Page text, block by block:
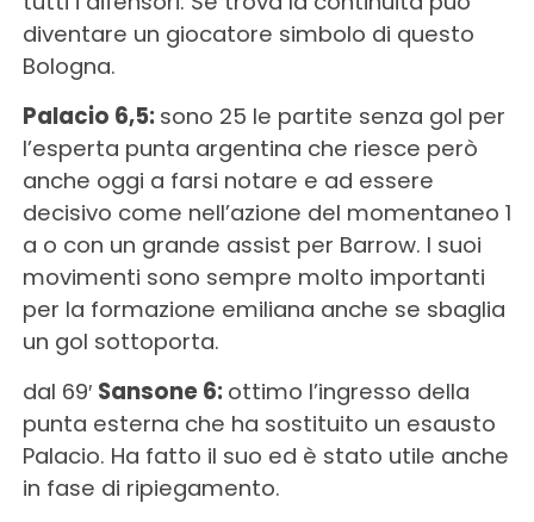
diventare un giocatore simbolo di questo
Bologna.
Palacio 6,5: sono 25 le partite senza gol per
l’esperta punta argentina che riesce però
anche oggi a farsi notare e ad essere
decisivo come nell’azione del momentaneo 1
a o con un grande assist per Barrow. I suoi
movimenti sono sempre molto importanti
per la formazione emiliana anche se sbaglia
un gol sottoporta.
dal 69′ Sansone 6: ottimo l’ingresso della
punta esterna che ha sostituito un esausto
Palacio. Ha fatto il suo ed è stato utile anche
in fase di ripiegamento.